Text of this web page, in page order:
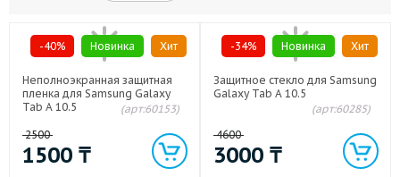
-40% Новинка Хит
Неполноэкранная защитная
пленка для Samsung Galaxy
Tab A 10.5
(арт:60153)
2500
1500 ₸
-34% Новинка Хит
Защитное стекло для Samsung
Galaxy Tab A 10.5
(арт:60285)
4600
3000 ₸